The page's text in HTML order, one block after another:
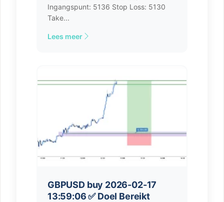
Ingangspunt: 5136 Stop Loss: 5130
Take...
Lees meer
GBPUSD buy 2026-02-17
13:59:06 ✅ Doel Bereikt